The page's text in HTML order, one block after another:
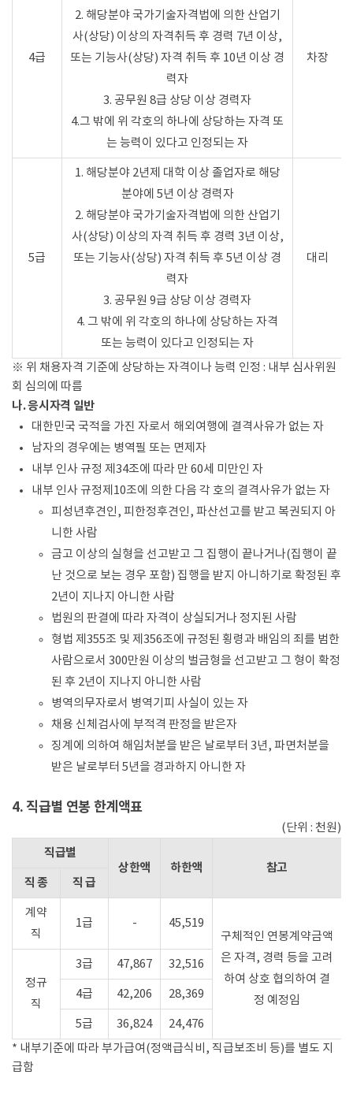
4급
2. 해당분야 국가기술자격법에 의한 산업기
사(상당) 이상의 자격취득 후 경력 7년 이상,
또는 기능사(상당) 자격 취득 후 10년 이상 경
력자
3. 공무원 8급 상당 이상 경력자
4.그 밖에 위 각호의 하나에 상당하는 자격 또
는 능력이 있다고 인정되는 자
차장
5급
1. 해당분야 2년제 대학 이상 졸업자로 해당
분야에 5년 이상 경력자
2. 해당분야 국가기술자격법에 의한 산업기
사(상당) 이상의 자격 취득 후 경력 3년 이상,
또는 기능사(상당) 자격 취득 후 5년 이상 경
력자
3. 공무원 9급 상당 이상 경력자
4. 그 밖에 위 각호의 하나에 상당하는 자격
또는 능력이 있다고 인정되는 자
대리
※ 위 채용자격 기준에 상당하는 자격이나 능력 인정 : 내부 심사위원
회 심의에 따름
나. 응시자격 일반
대한민국 국적을 가진 자로서 해외여행에 결격사유가 없는 자
남자의 경우에는 병역필 또는 면제자
내부 인사 규정 제34조에 따라 만 60세 미만인 자
내부 인사 규정제10조에 의한 다음 각 호의 결격사유가 없는 자
피성년후견인, 피한정후견인, 파산선고를 받고 복권되지 아
니한 사람
금고 이상의 실형을 선고받고 그 집행이 끝나거나(집행이 끝
난 것으로 보는 경우 포함) 집행을 받지 아니하기로 확정된 후
2년이 지나지 아니한 사람
법원의 판결에 따라 자격이 상실되거나 정지된 사람
형법 제355조 및 제356조에 규정된 횡령과 배임의 죄를 범한
사람으로서 300만원 이상의 벌금형을 선고받고 그 형이 확정
된 후 2년이 지나지 아니한 사람
병역의무자로서 병역기피 사실이 있는 자
채용 신체검사에 부적격 판정을 받은자
징계에 의하여 해임처분을 받은 날로부터 3년, 파면처분을
받은 날로부터 5년을 경과하지 아니한 자
4. 직급별 연봉 한계액표
(단위 : 천원)
직급별
상한액
하한액
참고
직 종
직 급
계약
직
1급 -
45,519
구체적인 연봉계약금액
은 자격, 경력 등을 고려
하여 상호 협의하여 결
정 예정임
정규
직
3급 47,867 32,516
4급 42,206 28,369
5급 36,824
24,476
* 내부기준에 따라 부가급여(정액급식비, 직급보조비 등)를 별도 지
급함